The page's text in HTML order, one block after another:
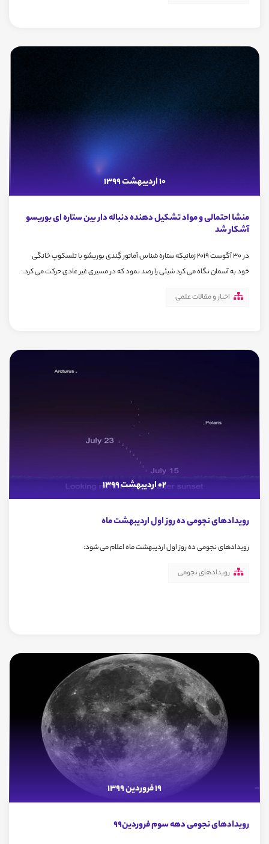
10 اردیبهشت 1399
منشا احتمالی و مواد تشکیل دهنده دنباله دار بین ستاره ای بوریسو
آشکار شد
در 30 آگوست 2019 زمانیکه ستاره شناس آماتور گِندی بوریسُو با تلسکوپ خانگی
خود به آسمان نگاه می کرد شیئی را رصد نمود که در مسیری غیر عادی حرکت می کرد.
اخبار و مقالات علمی
02 اردیبهشت 1399
رویدادهای نجومی ده روز اول اردیبهشت ماه
رویدادهای نجومی ده روز اول اردیبهشت ماه اعلام می شود:
رویدادهای نجومی
19 فروردین 1399
رویدادهای نجومی دهه سوم فروردین99